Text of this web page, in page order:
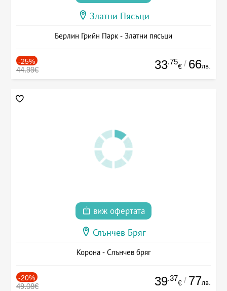
Златни Пясъци
Берлин Грийн Парк - Златни пясъци
-25%
44.99€ 33.75
€ / 66лв.
виж офертата
Слънчев Бряг
Корона - Слънчев бряг
-20%
49.08€ 39.37
€ / 77лв.